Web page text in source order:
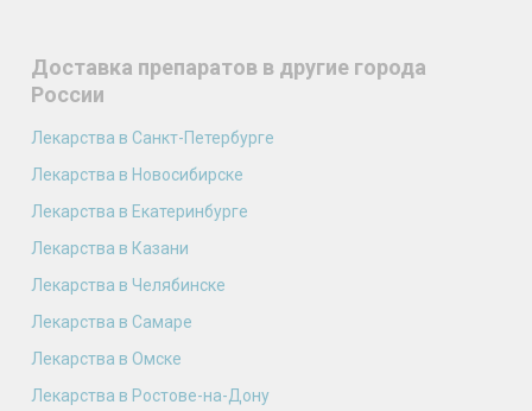
Доставка препаратов в другие города
России
Лекарства в Санкт-Петербурге
Лекарства в Новосибирске
Лекарства в Екатеринбурге
Лекарства в Казани
Лекарства в Челябинске
Лекарства в Самаре
Лекарства в Омске
Лекарства в Ростове-на-Дону